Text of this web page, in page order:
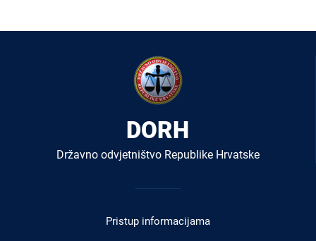
DORH
Državno odvjetništvo Republike Hrvatske
Pristup informacijama